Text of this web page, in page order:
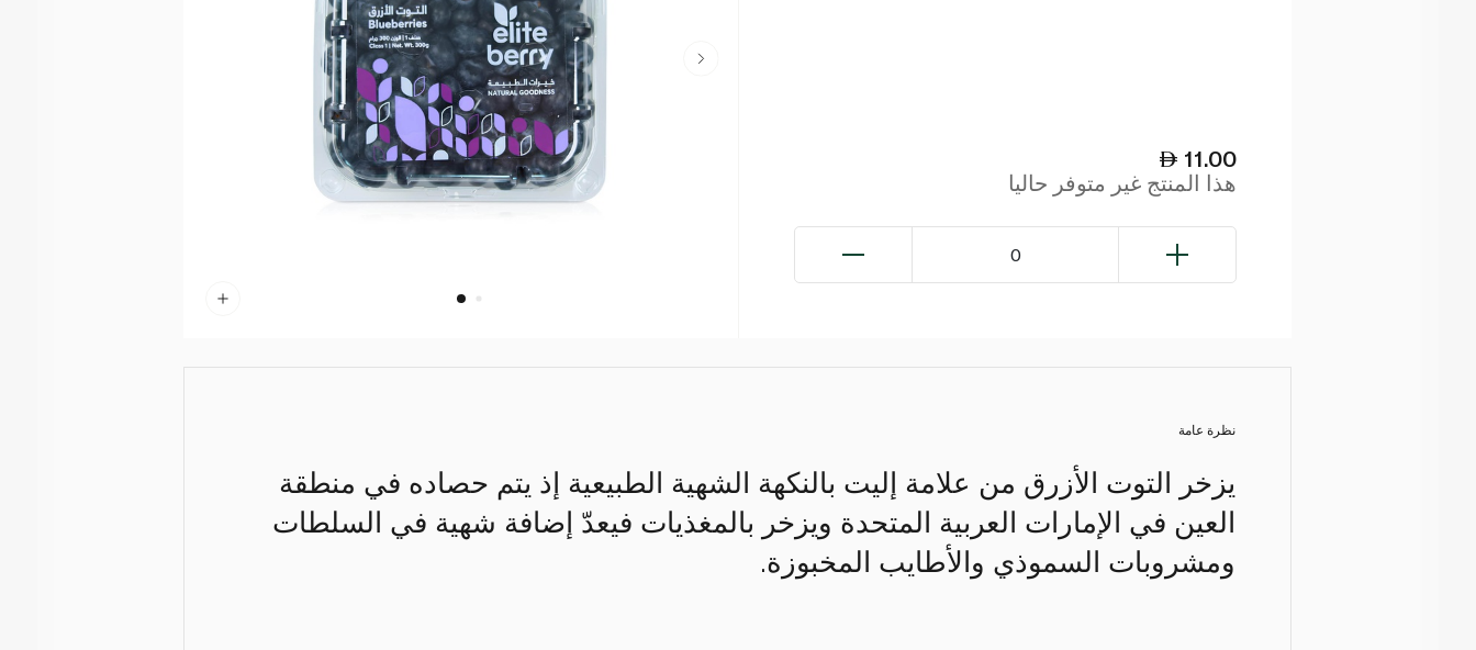
11.00
هذا المنتج غير متوفر حاليا
0
نظرة عامة
يزخر التوت الأزرق من علامة إليت بالنكهة الشهية الطبيعية إذ يتم حصاده في منطقة
العين في الإمارات العربية المتحدة ويزخر بالمغذيات فيعدّ إضافة شهية في السلطات
ومشروبات السموذي والأطايب المخبوزة.